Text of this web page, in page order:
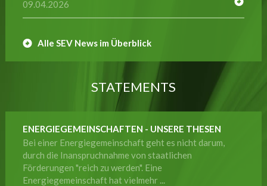
09.04.2026
Alle SEV News im Überblick
STATEMENTS
ENERGIEGEMEINSCHAFTEN - UNSERE THESEN
Bei einer Energiegemeinschaft geht es nicht darum,
durch die Inanspruchnahme von staatlichen
Förderungen "reich zu werden". Eine
Energiegemeinschaft hat vielmehr ...